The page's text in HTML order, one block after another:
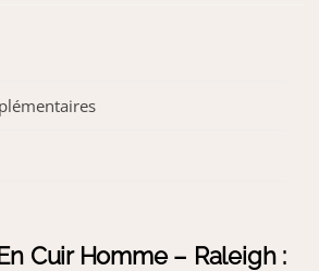
Cuir Homme – Raleigh :